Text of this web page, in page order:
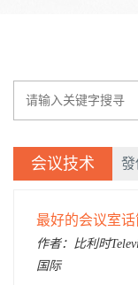
会议技术 發
最好的会议室话
作者：比利时
国际